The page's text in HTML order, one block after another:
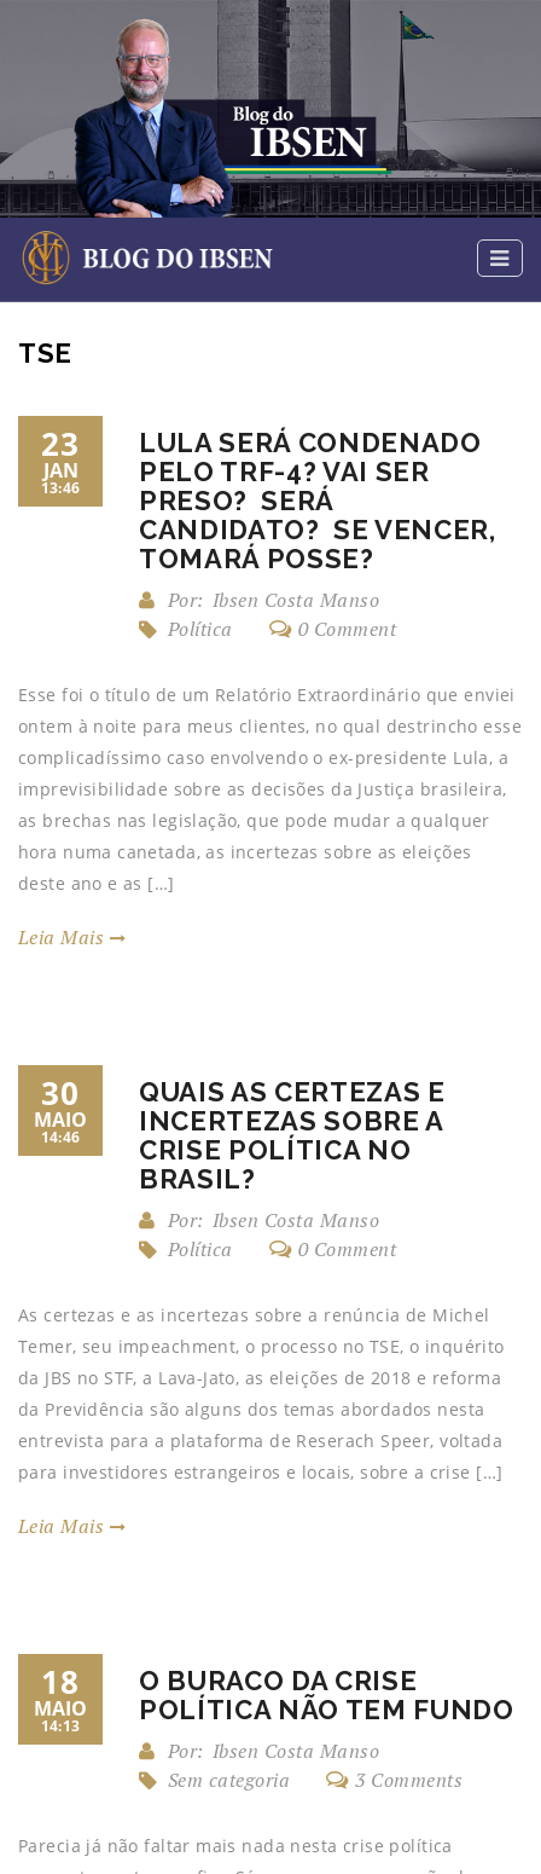
TSE
23
JAN
13:46
LULA SERÁ CONDENADO
PELO TRF-4? VAI SER
PRESO? SERÁ
CANDIDATO? SE VENCER,
TOMARÁ POSSE?
Por: Ibsen Costa Manso
Política
0 Comment
Esse foi o título de um Relatório Extraordinário que enviei
ontem à noite para meus clientes, no qual destrincho esse
complicadíssimo caso envolvendo o ex-presidente Lula, a
imprevisibilidade sobre as decisões da Justiça brasileira,
as brechas nas legislação, que pode mudar a qualquer
hora numa canetada, as incertezas sobre as eleições
deste ano e as […]
Leia Mais
30
MAIO
14:46
QUAIS AS CERTEZAS E
INCERTEZAS SOBRE A
CRISE POLÍTICA NO
BRASIL?
Por: Ibsen Costa Manso
Política
0 Comment
As certezas e as incertezas sobre a renúncia de Michel
Temer, seu impeachment, o processo no TSE, o inquérito
da JBS no STF, a Lava-Jato, as eleições de 2018 e reforma
da Previdência são alguns dos temas abordados nesta
entrevista para a plataforma de Reserach Speer, voltada
para investidores estrangeiros e locais, sobre a crise […]
Leia Mais
18
MAIO
14:13
O BURACO DA CRISE
POLÍTICA NÃO TEM FUNDO
Por: Ibsen Costa Manso
Sem categoria
3 Comments
Parecia já não faltar mais nada nesta crise política